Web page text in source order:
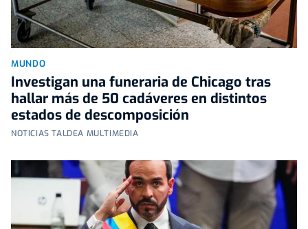
MUNDO
Investigan una funeraria de Chicago tras
hallar más de 50 cadáveres en distintos
estados de descomposición
NOTICIAS TALDEA MULTIMEDIA